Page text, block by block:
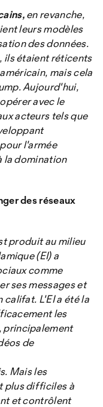
en revanche,
leurs modèles
des données.
ils étaient réticents
mais cela
Aujourd'hui,
avec le
acteurs tels que
l'armée
la domination
des réseaux
produit au milieu
(EI) a
comme
ses messages et
L'EI a été la
les
principalement
de
Mais les
plus difficiles à
et contrôlent